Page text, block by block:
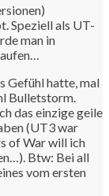
Speziell als UT-
man in
Gefühl hatte, mal
Bulletstorm.
das einzige geile
(UT3 war
of War will ich
Btw: Bei all
vom ersten